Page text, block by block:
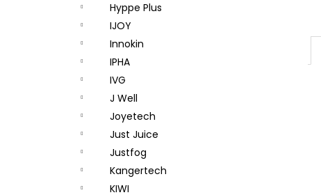
Hyppe Plus
IJOY
Innokin
IPHA
IVG
J Well
Joyetech
Just Juice
Justfog
Kangertech
KIWI